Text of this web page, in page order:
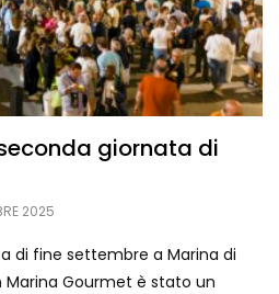
giornata di
2025
di fine settembre a Marina di
Marina Gourmet è stato un